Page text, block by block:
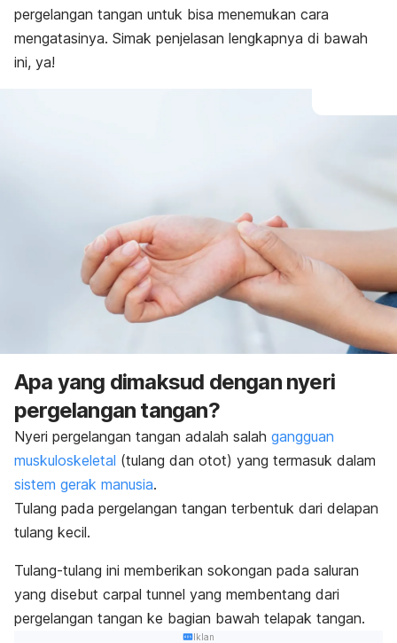
pergelangan tangan untuk bisa menemukan cara
mengatasinya. Simak penjelasan lengkapnya di bawah
ini, ya!
Apa yang dimaksud dengan nyeri
pergelangan tangan?
Nyeri pergelangan tangan adalah salah gangguan
muskuloskeletal (tulang dan otot) yang termasuk dalam
sistem gerak manusia.
Tulang pada pergelangan tangan terbentuk dari delapan
tulang kecil.
Tulang-tulang ini memberikan sokongan pada saluran
yang disebut carpal tunnel yang membentang dari
pergelangan tangan ke bagian bawah telapak tangan.
Iklan